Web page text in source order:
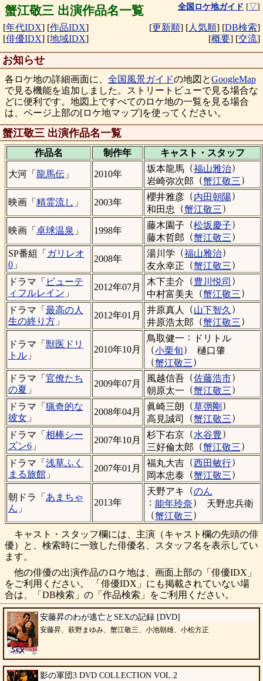
蟹江敬三 出演作品名一覧 全国ロケ地ガイド [▽]
[年代IDX] [作品IDX]
[俳優IDX] [地域IDX]
[更新順] [人気順] [DB検索]
[概要] [交流]
お知らせ
各ロケ地の詳細画面に、 全国風景ガイドの地図とGoogleMap
で見る機能を追加しました。ストリートビューで見る場合な
どに便利です。地図上ですべてのロケ地の一覧を見る場合
は、ページ上部の[ロケ地マップ]を使ってください。
蟹江敬三 出演作品名一覧
作品名 制作年 キャスト・ スタッフ
大河「 龍馬伝」 2010年
坂本龍馬（福山雅治）
岩崎弥次郎 （蟹江敬三）
映画「 精霊流し 」 2003年
櫻井雅彦（内田朝陽）
和田忠 （蟹江敬三）
映画「 卓球温泉 」 1998年
藤木園子 （松坂慶子）
藤木哲郎 （蟹江敬三）
SP番組「 ガリレオ
0」
2008年
湯川学 （福山雅治）
友永幸正 （蟹江敬三）
ドラマ「 ビューテ
ィフルレイン 」
2012年07月
木下圭介 （豊川悦司 ）
中村富美夫 （蟹江敬三）
ドラマ「 最高の人
生の終り方」
2012年01月
井原真人 （山下智久 ）
井原浩太郎 （蟹江敬三）
ドラマ「 獣医ドリ
トル」
2010年10月
鳥取健一 ：
ドリトル
（小栗旬）
樋口肇
（蟹江敬三）
ドラマ「 官僚たち
の夏 」
2009年07月
風越信吾（佐藤浩市）
朝原太一 （蟹江敬三）
ドラマ「 猟奇的な
彼女」
2008年04月
眞崎三朗 （草彅剛 ）
高見誠司
（蟹江敬三）
ドラマ「 相棒シー
ズン6」
2007年10月
杉下右京（水谷豊）
三好倫太郎 （蟹江敬三）
ドラマ「 浅草ふく
まる旅館」
2007年01月
福丸大吉（西田敏行）
岡本忠泰（蟹江敬三）
朝ドラ「 あまちゃ
ん 」
2013年
天野アキ （のん
： 能年玲奈）
天野忠兵衛
（蟹江敬三）
キャスト・スタッフ欄には、主演（キャスト欄の先頭の俳
優）と、検索時に一致した俳優名、スタッフ名を表示してい
ます。
他の俳優の出演作品のロケ地は、画面上部の「俳優IDX」
をご利用ください。 「俳優IDX」にも掲載されていない場
合は、「DB検索」の「作品検索」をご利用ください。
安藤昇のわが逃亡とSEXの記録 [DVD]
安藤昇、萩野まゆみ、蟹江敬三、小池朝雄、小松方正
影の軍団3 DVD COLLECTION VOL.2